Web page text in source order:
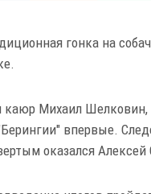
гонка на
Михаил Шелковин,
впервые.
оказался